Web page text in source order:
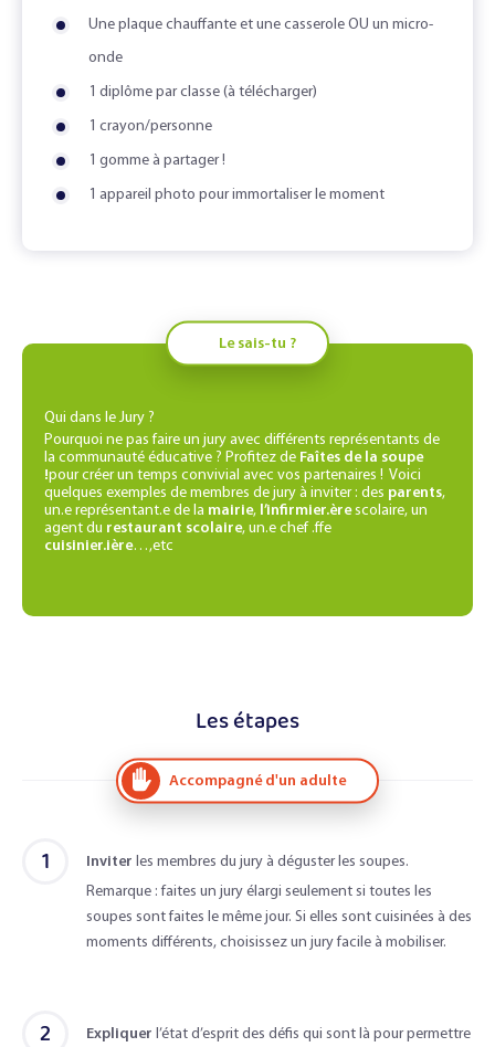
Une plaque chauffante et une casserole OU un micro-
onde
1 diplôme par classe (à télécharger)
1 crayon/personne
1 gomme à partager !
1 appareil photo pour immortaliser le moment
Le sais-tu ?
Qui dans le Jury ?
Pourquoi ne pas faire un jury avec différents représentants de
la communauté éducative ? Profitez de Faîtes de la soupe
!pour créer un temps convivial avec vos partenaires ! Voici
quelques exemples de membres de jury à inviter : des parents,
un.e représentant.e de la mairie, l’infirmier.èrescolaire, un
agent du restaurant scolaire, un.e chef .ffe
cuisinier.ière…,etc
Les étapes
Accompagné d'un adulte
1 Inviter les membres du jury à déguster les soupes.
Remarque : faites un jury élargi seulement si toutes les
soupes sont faites le même jour. Si elles sont cuisinées à des
moments différents, choisissez un jury facile à mobiliser.
2 Expliquer l’état d’esprit des défis qui sont là pour permettre